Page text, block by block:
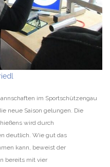
im Sportschützengau
neue Saison gelungen. Die
wird durch
deutlich. Wie gut das
kann, beweist der
bereits mit vier